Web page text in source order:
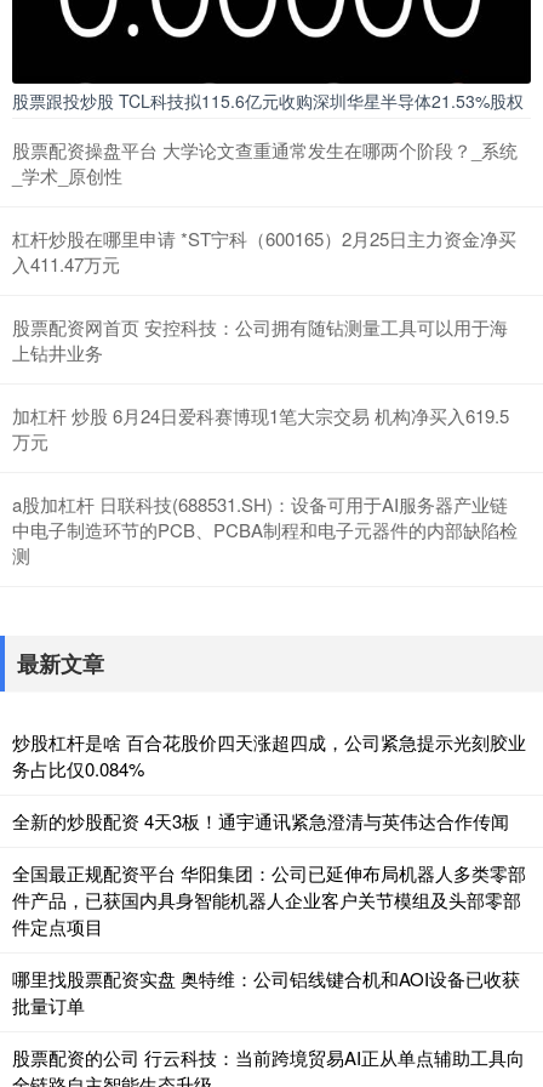
股票跟投炒股 TCL科技拟115.6亿元收购深圳华星半导体21.53%股权
股票配资操盘平台 大学论文查重通常发生在哪两个阶段？_系统
_学术_原创性
杠杆炒股在哪里申请 *ST宁科（600165）2月25日主力资金净买
入411.47万元
股票配资网首页 安控科技：公司拥有随钻测量工具可以用于海
上钻井业务
加杠杆 炒股 6月24日爱科赛博现1笔大宗交易 机构净买入619.5
万元
a股加杠杆 日联科技(688531.SH)：设备可用于AI服务器产业链
中电子制造环节的PCB、PCBA制程和电子元器件的内部缺陷检
测
最新文章
炒股杠杆是啥 百合花股价四天涨超四成，公司紧急提示光刻胶业
务占比仅0.084%
全新的炒股配资 4天3板！通宇通讯紧急澄清与英伟达合作传闻
全国最正规配资平台 华阳集团：公司已延伸布局机器人多类零部
件产品，已获国内具身智能机器人企业客户关节模组及头部零部
件定点项目
哪里找股票配资实盘 奥特维：公司铝线键合机和AOI设备已收获
批量订单
股票配资的公司 行云科技：当前跨境贸易AI正从单点辅助工具向